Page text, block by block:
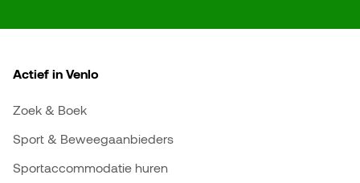
Actief in Venlo
Zoek & Boek
Sport & Beweegaanbieders
Sportaccommodatie huren